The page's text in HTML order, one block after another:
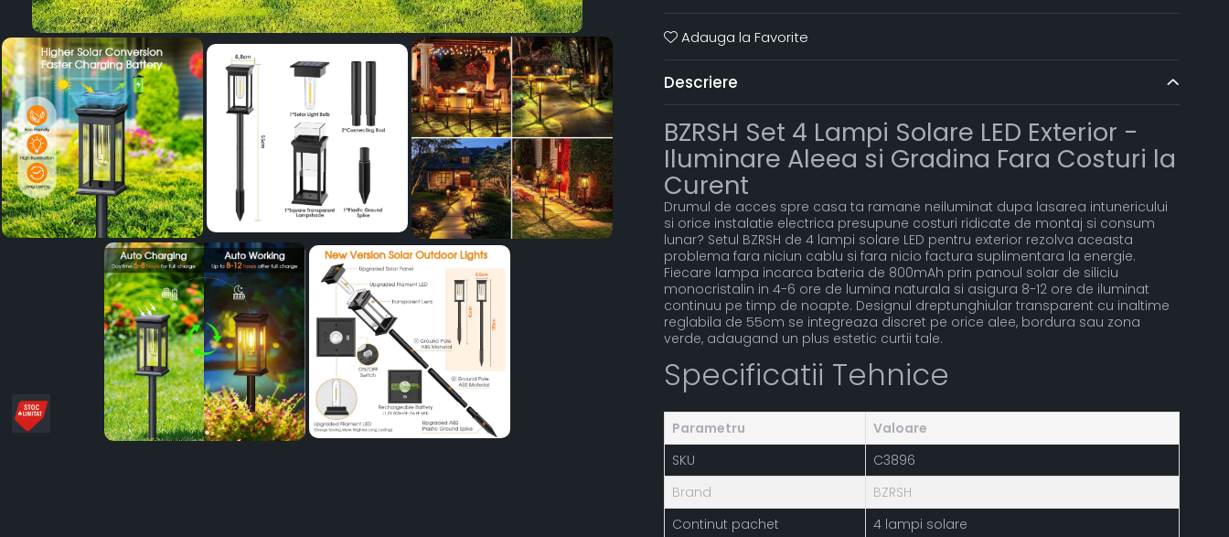
Adauga la Favorite
Descriere
BZRSH Set 4 Lampi Solare LED Exterior -
Iluminare Aleea si Gradina Fara Costuri la
Curent
Drumul de acces spre casa ta ramane neiluminat dupa lasarea intunericului
si orice instalatie electrica presupune costuri ridicate de montaj si consum
lunar? Setul BZRSH de 4 lampi solare LED pentru exterior rezolva aceasta
problema fara niciun cablu si fara nicio factura suplimentara la energie.
Fiecare lampa incarca bateria de 800mAh prin panoul solar de siliciu
monocristalin in 4-6 ore de lumina naturala si asigura 8-12 ore de iluminat
continuu pe timp de noapte. Designul dreptunghiular transparent cu inaltime
reglabila de 55cm se integreaza discret pe orice alee, bordura sau zona
verde, adaugand un plus estetic curtii tale.
Specificatii Tehnice
Parametru
Valoare
SKU
C3896
Brand
BZRSH
Continut pachet
4 lampi solare